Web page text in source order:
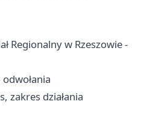
Regionalny w Rzeszowie -
zakres działania